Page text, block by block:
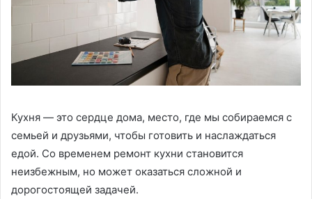
Кухня — это сердце дома, место, где мы собираемся с
семьей и друзьями, чтобы готовить и наслаждаться
едой. Со временем ремонт кухни становится
неизбежным, но может оказаться сложной и
дорогостоящей задачей.